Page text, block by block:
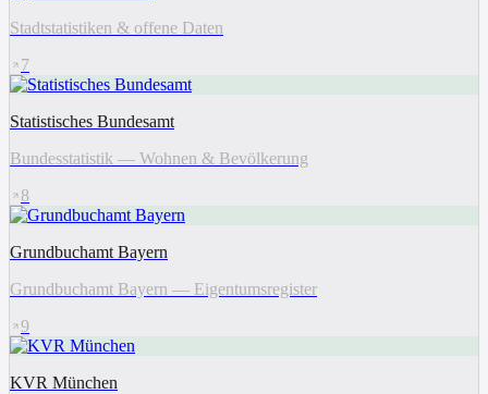
Stadtstatistiken & offene Daten
7
Statistisches Bundesamt
Bundesstatistik — Wohnen & Bevölkerung
8
Grundbuchamt Bayern
Grundbuchamt Bayern — Eigentumsregister
9
KVR München